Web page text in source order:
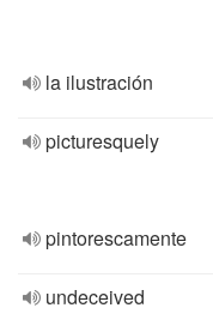
la ilustración
picturesquely
pintorescamente
undeceived